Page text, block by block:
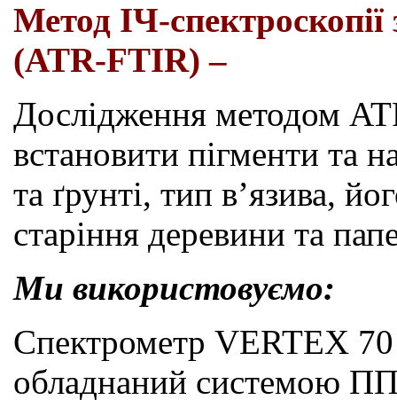
Метод ІЧ-
(ATR-FTIR) –
Дослідження методом
встановити пігменти та
та ґрунті, тип в’язива,
старіння деревини та
Ми використовуємо:
Спектрометр VERTEX
обладнаний системою